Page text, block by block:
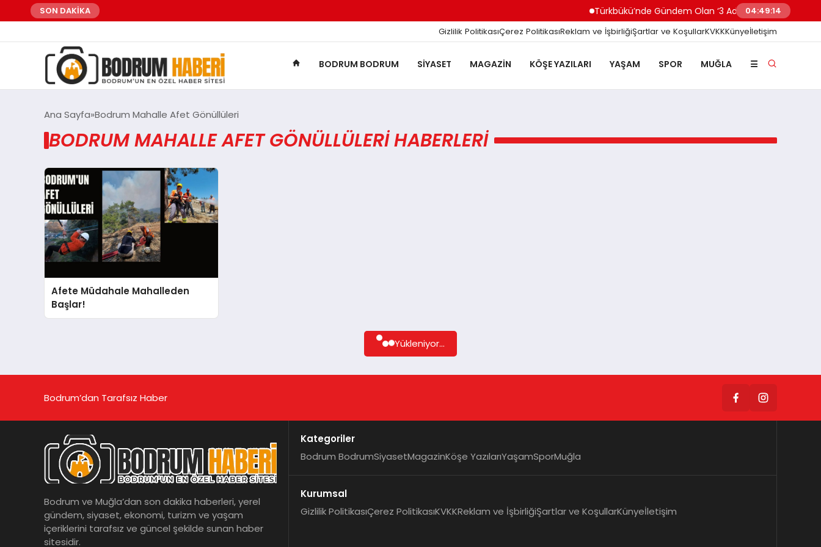
SON DAKİKA Türkbükü’nde Gündem Olan ‘3 Adımlık’ Halk Plajına
04:49:14
Gizlilik PolitikasıÇerez PolitikasıReklam ve İşbirliğiŞartlar ve KoşullarKVKKKünyeİletişim
BODRUM BODRUM SIYASET MAGAZIN KÖŞE YAZILARI YAŞAM SPOR MUĞLA ☰
Ana Sayfa Bodrum Mahalle Afet Gönüllüleri
BODRUM MAHALLE AFET GÖNÜLLÜLERI HABERLERI
Afete Müdahale Mahalleden
Başlar!
Yükleniyor...
Bodrum’dan Tarafsız Haber
Bodrum ve Muğla’dan son dakika haberleri, yerel
gündem, siyaset, ekonomi, turizm ve yaşam
içeriklerini tarafsız ve güncel şekilde sunan haber
sitesidir.
Kategoriler
Bodrum BodrumSiyasetMagazinKöşe YazılarıYaşamSporMuğla
Kurumsal
Gizlilik PolitikasıÇerez PolitikasıKVKKReklam ve İşbirliğiŞartlar ve KoşullarKünyeİletişim